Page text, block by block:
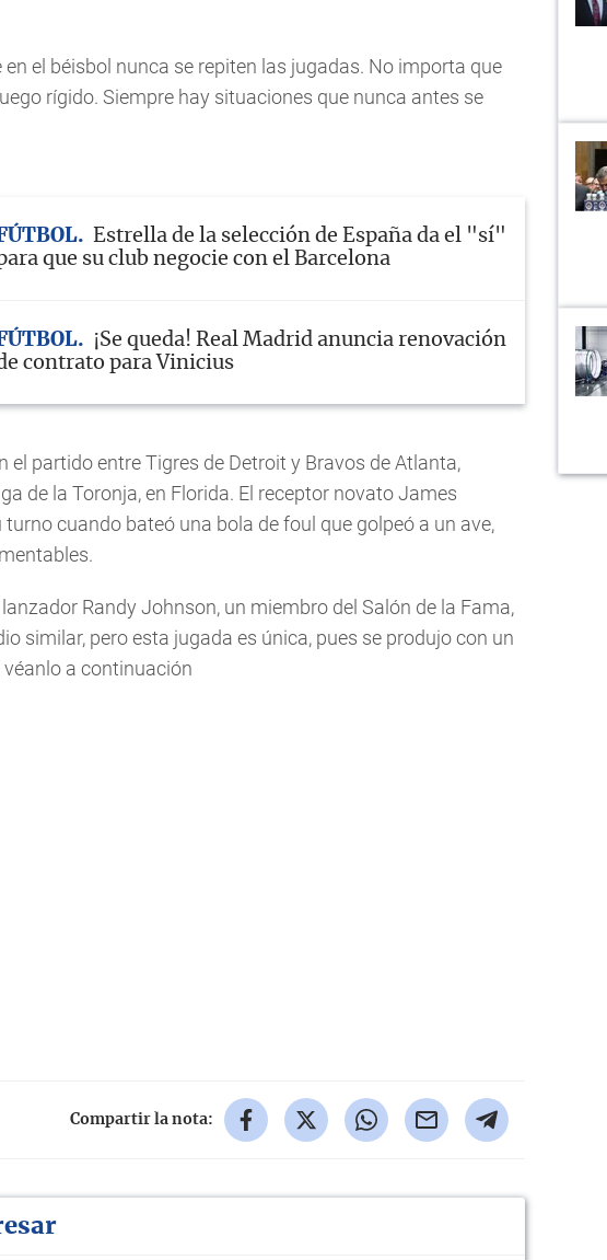
el béisbol nunca se repiten las jugadas. No importa que
rígido. Siempre hay situaciones que nunca antes se
Estrella de la selección de España da el "sí"
que su club negocie con el Barcelona
¡Se queda! Real Madrid anuncia renovación
contrato para Vinicius
el partido entre Tigres de Detroit y Bravos de Atlanta,
de la Toronja, en Florida. El receptor novato James
cuando bateó una bola de foul que golpeó a un ave,
Randy Johnson, un miembro del Salón de la Fama,
similar, pero esta jugada es única, pues se produjo con un
véanlo a continuación
Compartir la nota: